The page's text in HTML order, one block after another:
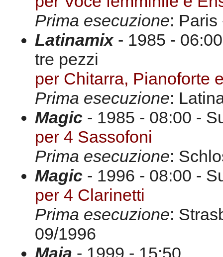
Prima esecuzione:
Latinamix- 1985 -
tre pezzi
per Chitarra, Pianoforte
Prima esecuzione:
Magic - 1985 - 08:00 -
per 4 Sassofoni
Prima esecuzione:
Magic - 1996 - 08:00 -
per 4 Clarinetti
Prima esecuzione:
09/1996
Maja - 1999 - 15:50